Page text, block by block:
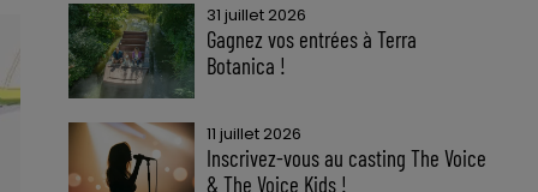
31 juillet 2026
Gagnez vos entrées à Terra
Botanica !
11 juillet 2026
Inscrivez-vous au casting The Voice
& The Voice Kids !